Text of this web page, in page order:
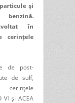
și
benzină.
în
cerințele
de post-
de sulf,
cerințele
VI și ACEA